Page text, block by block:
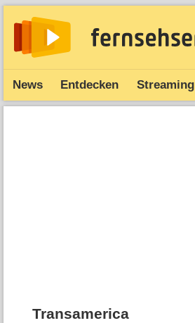
News Entdecken Streaming
Transamerica